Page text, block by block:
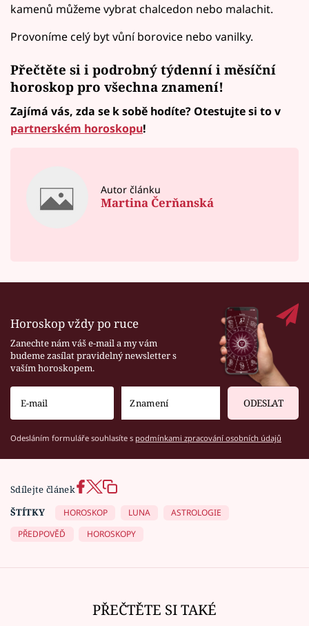
kamenů můžeme vybrat chalcedon nebo malachit.
Provoníme celý byt vůní borovice nebo vanilky.
Přečtěte si i podrobný týdenní i měsíční
horoskop pro všechna znamení!
Zajímá vás, zda se k sobě hodíte? Otestujte si to v
partnerském horoskopu!
Autor článku
Martina Čerňanská
Horoskop vždy po ruce
Zanechte nám váš e-mail a my vám
budeme zasílat pravidelný newsletter s
vaším horoskopem.
ODESLAT
Odesláním formuláře souhlasíte s podmínkami zpracování osobních údajů
Sdílejte článek
ŠTÍTKY
HOROSKOP LUNA
ASTROLOGIE
PŘEDPOVĚĎ
HOROSKOPY
PŘEČTĚTE SI TAKÉ